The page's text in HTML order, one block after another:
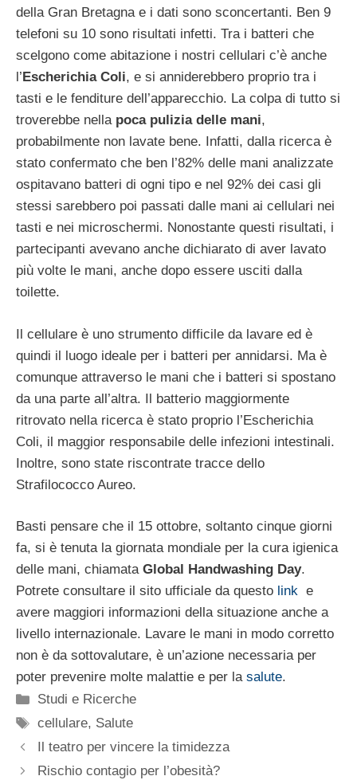
della Gran Bretagna e i dati sono sconcertanti. Ben 9
telefoni su 10 sono risultati infetti. Tra i batteri che
scelgono come abitazione i nostri cellulari c’è anche
l’ Escherichia Coli, e si anniderebbero proprio tra i
tasti e le fenditure dell’apparecchio. La colpa di tutto si
troverebbe nella poca pulizia delle mani,
probabilmente non lavate bene. Infatti, dalla ricerca è
stato confermato che ben l’82% delle mani analizzate
ospitavano batteri di ogni tipo e nel 92% dei casi gli
stessi sarebbero poi passati dalle mani ai cellulari nei
tasti e nei microschermi. Nonostante questi risultati, i
partecipanti avevano anche dichiarato di aver lavato
più volte le mani, anche dopo essere usciti dalla
toilette.
Il cellulare è uno strumento difficile da lavare ed è
quindi il luogo ideale per i batteri per annidarsi. Ma è
comunque attraverso le mani che i batteri si spostano
da una parte all’altra. Il batterio maggiormente
ritrovato nella ricerca è stato proprio l’Escherichia
Coli, il maggior responsabile delle infezioni intestinali.
Inoltre, sono state riscontrate tracce dello
Strafilococco Aureo.
Basti pensare che il 15 ottobre, soltanto cinque giorni
fa, si è tenuta la giornata mondiale per la cura igienica
delle mani, chiamata Global Handwashing Day.
Potrete consultare il sito ufficiale da questo link e
avere maggiori informazioni della situazione anche a
livello internazionale. Lavare le mani in modo corretto
non è da sottovalutare, è un’azione necessaria per
poter prevenire molte malattie e per lasalute.
Categorie
Studi e Ricerche
Tag
cellulare, Salute
Il teatro per vincere la timidezza
Rischio contagio per l’obesità?